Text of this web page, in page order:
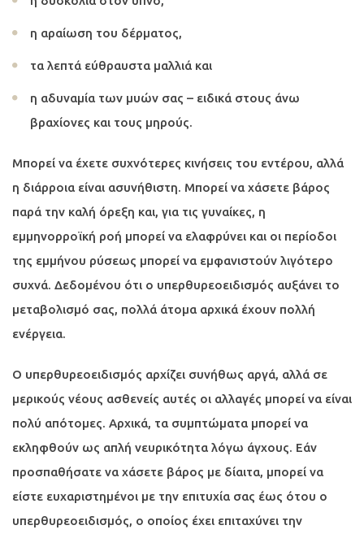
η αραίωση του δέρματος,
τα λεπτά εύθραυστα μαλλιά και
η αδυναμία των μυών σας – ειδικά στους άνω
βραχίονες και τους μηρούς.
Μπορεί να έχετε συχνότερες κινήσεις του εντέρου, αλλά
η διάρροια είναι ασυνήθιστη. Μπορεί να χάσετε βάρος
παρά την καλή όρεξη και, για τις γυναίκες, η
εμμηνορροϊκή ροή μπορεί να ελαφρύνει και οι περίοδοι
της εμμήνου ρύσεως μπορεί να εμφανιστούν λιγότερο
συχνά. Δεδομένου ότι ο υπερθυρεοειδισμός αυξάνει το
μεταβολισμό σας, πολλά άτομα αρχικά έχουν πολλή
ενέργεια.
Ο υπερθυρεοειδισμός αρχίζει συνήθως αργά, αλλά σε
μερικούς νέους ασθενείς αυτές οι αλλαγές μπορεί να είναι
πολύ απότομες. Αρχικά, τα συμπτώματα μπορεί να
εκληφθούν ως απλή νευρικότητα λόγω άγχους. Εάν
προσπαθήσατε να χάσετε βάρος με δίαιτα, μπορεί να
είστε ευχαριστημένοι με την επιτυχία σας έως ότου ο
υπερθυρεοειδισμός, ο οποίος έχει επιταχύνει την